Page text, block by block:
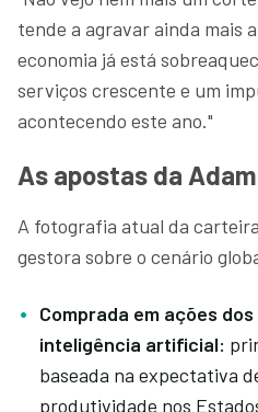
tende a agravar ainda mais
economia já está
serviços crescente e um
acontecendo este ano."
As apostas da
A fotografia atual da
gestora sobre o cenário
Comprada em ações dos
inteligência artificial:
baseada na expectativa
produtividade nos